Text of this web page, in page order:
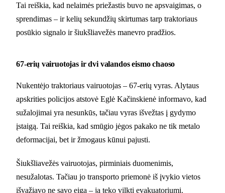
Tai reiškia, kad nelaimės priežastis buvo ne apsvaigimas, o
sprendimas – ir kelių sekundžių skirtumas tarp traktoriaus
posūkio signalo ir šiukšliavežės manevro pradžios.
67-erių vairuotojas ir dvi valandos eismo chaoso
Nukentėjo traktoriaus vairuotojas – 67-erių vyras. Alytaus
apskrities policijos atstovė Eglė Kačinskienė informavo, kad
sužalojimai yra nesunkūs, tačiau vyras išvežtas į gydymo
įstaigą. Tai reiškia, kad smūgio jėgos pakako ne tik metalo
deformacijai, bet ir žmogaus kūnui pajusti.
Šiukšliavežės vairuotojas, pirminiais duomenimis,
nesužalotas. Tačiau jo transporto priemonė iš įvykio vietos
išvažiavo ne savo eiga – ją teko vilkti evakuatoriumi.